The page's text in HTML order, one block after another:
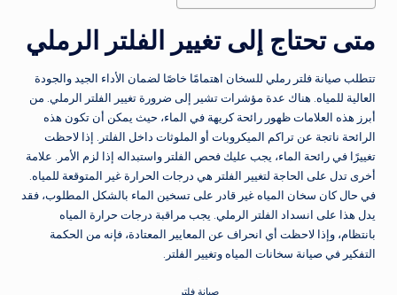
متى تحتاج إلى تغيير الفلتر الرملي
تتطلب صيانة فلتر رملي للسخان اهتمامًا خاصًا لضمان الأداء الجيد والجودة
العالية للمياه. هناك عدة مؤشرات تشير إلى ضرورة تغيير الفلتر الرملي. من
أبرز هذه العلامات ظهور رائحة كريهة في الماء، حيث يمكن أن تكون هذه
الرائحة ناتجة عن تراكم الميكروبات أو الملوثات داخل الفلتر. إذا لاحظت
تغييرًا في رائحة الماء، يجب عليك فحص الفلتر واستبداله إذا لزم الأمر. علامة
أخرى تدل على الحاجة لتغيير الفلتر هي درجات الحرارة غير المتوقعة للمياه.
في حال كان سخان المياه غير قادر على تسخين الماء بالشكل المطلوب، فقد
يدل هذا على انسداد الفلتر الرملي. يجب مراقبة درجات حرارة المياه
بانتظام، وإذا لاحظت أي انحراف عن المعايير المعتادة، فإنه من الحكمة
التفكير في صيانة سخانات المياه وتغيير الفلتر.
صيانة فلتر